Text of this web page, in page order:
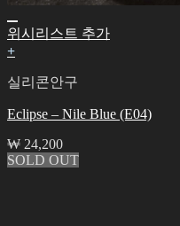
위시리스트 추가
+
실리콘안구
Eclipse – Nile Blue (E04)
₩ 24,200
SOLD OUT